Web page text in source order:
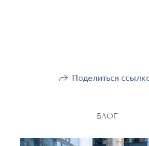
Поделиться
БЛОГ